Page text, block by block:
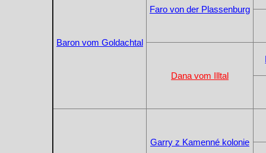
Baron vom Goldachtal
Faro von der Plassenburg
Dana vom Illtal
Garry z Kamenné kolonie